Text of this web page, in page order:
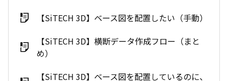
【SiTECH 3D】ベース図を配置したい（手動）
【SiTECH 3D】横断データ作成フロー（まと
め）
【SiTECH 3D】ベース図を配置しているのに、